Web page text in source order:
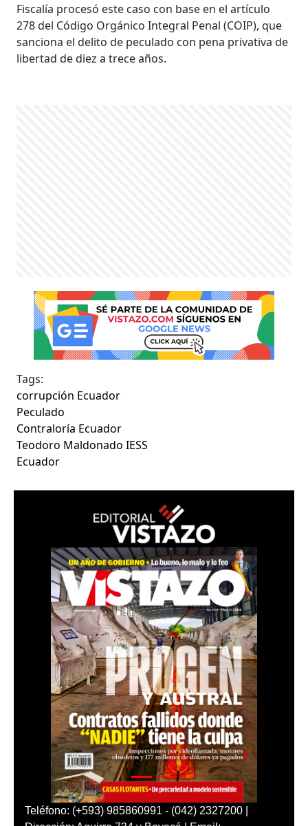
Fiscalía procesó este caso con base en el artículo
278 del Código Orgánico Integral Penal (COIP), que
sanciona el delito de peculado con pena privativa de
libertad de diez a trece años.
Tags:
corrupción Ecuador
Peculado
Contraloría Ecuador
Teodoro Maldonado IESS
Ecuador
Teléfono: (+593) 985860991 - (042) 2327200 |